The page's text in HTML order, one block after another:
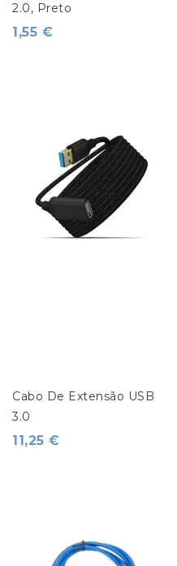
2.0, Preto
1,55 €
Cabo De Extensão USB
3.0
11,25 €